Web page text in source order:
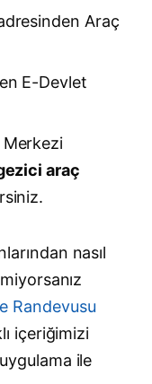
Araç
E-Devlet
Merkezi
araç
nasıl
Randevusu
içeriğimizi
uygulama ile